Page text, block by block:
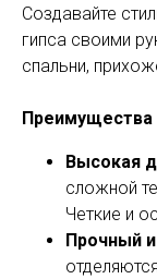
Создавайте
гипса своими
спальни,
Высокая
сложной
Четкие и
Прочный